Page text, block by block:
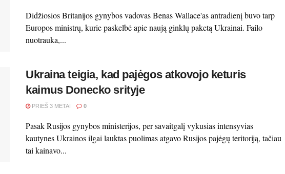
Didžiosios Britanijos gynybos vadovas Benas Wallace'as antradienį buvo tarp
Europos ministrų, kurie paskelbė apie naują ginklų paketą Ukrainai. Failo
nuotrauka,...
Ukraina teigia, kad pajėgos atkovojo keturis
kaimus Donecko srityje
PRIEŠ 3 METAI 0
Pasak Rusijos gynybos ministerijos, per savaitgalį vykusias intensyvias
kautynes ​​Ukrainos ilgai lauktas puolimas atgavo Rusijos pajėgų teritoriją, tačiau
tai kainavo...